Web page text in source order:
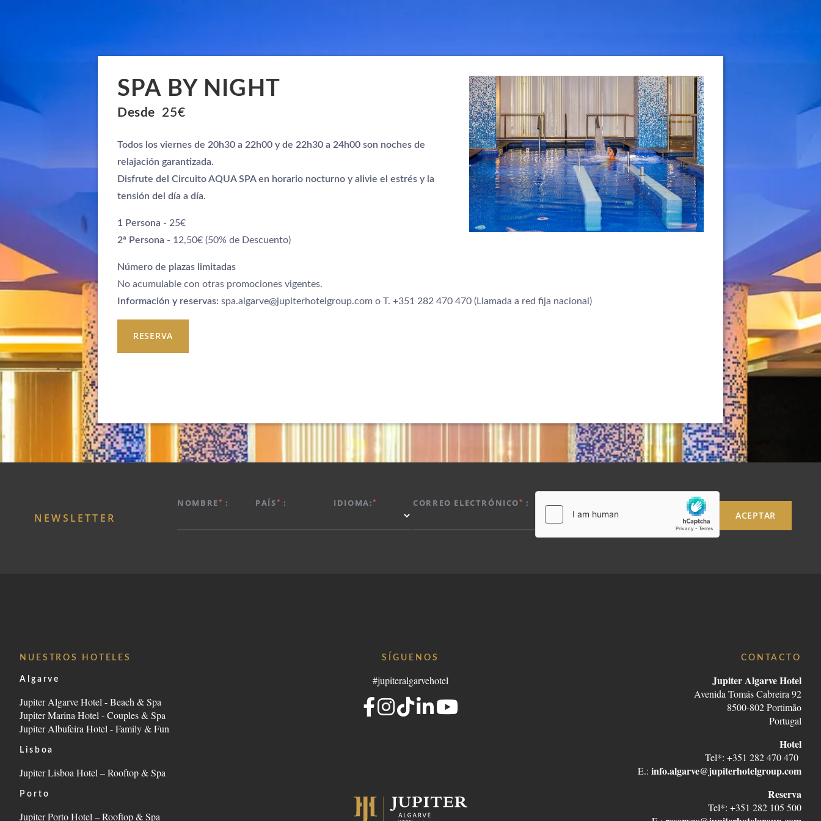
SPA BY NIGHT
Desde 25€
Todos los viernes de 20h30 a 22h00 y de 22h30 a 24h00 son noches de
relajación garantizada.
Disfrute del Circuito AQUA SPA en horario nocturno y alivie el estrés y la
tensión del día a día.
1 Persona - 25€
2ª Persona - 12,50€ (50% de Descuento)
Número de plazas limitadas
No acumulable con otras promociones vigentes.
Información y reservas: spa.algarve@jupiterhotelgroup.com o T. +351 282 470 470 (Llamada a red fija nacional)
RESERVA
NOMBRE* : PAÍS* : IDIOMA:* CORREO ELECTRÓNICO* :
ACEPTAR
NEWSLETTER
NUESTROS HOTELES
Algarve
Jupiter Algarve Hotel - Beach & Spa
Jupiter Marina Hotel - Couples & Spa
Jupiter Albufeira Hotel - Family & Fun
Lisboa
Jupiter Lisboa Hotel – Rooftop & Spa
Porto
Jupiter Porto Hotel – Rooftop & Spa
SÍGUENOS
#jupiteralgarvehotel
CONTACTO
Jupiter Algarve Hotel
Avenida Tomás Cabreira 92
8500-802 Portimão
Portugal
Hotel
Tel*: +351 282 470 470
E.: info.algarve@jupiterhotelgroup.com
Reserva
Tel*: +351 282 105 500
Tel.:+351 282 470 470 -E.: